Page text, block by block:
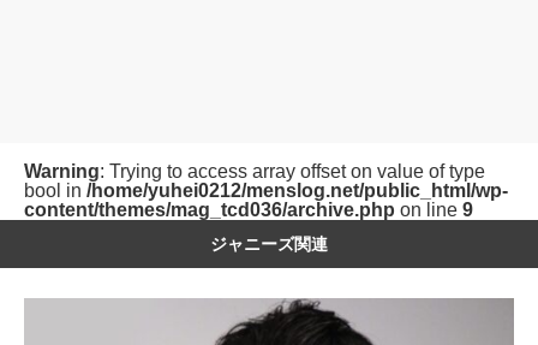
Warning: Trying to access array offset on value of type
bool in /home/yuhei0212/menslog.net/public_html/wp-
content/themes/mag_tcd036/archive.php on line 9
ジャニーズ関連